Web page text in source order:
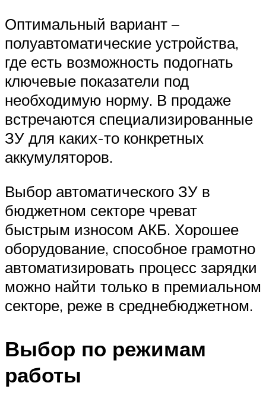
Оптимальный вариант –
полуавтоматические устройства,
где есть возможность подогнать
ключевые показатели под
необходимую норму. В продаже
встречаются специализированные
ЗУ для каких-то конкретных
аккумуляторов.
Выбор автоматического ЗУ в
бюджетном секторе чреват
быстрым износом АКБ. Хорошее
оборудование, способное грамотно
автоматизировать процесс зарядки
можно найти только в премиальном
секторе, реже в среднебюджетном.
Выбор по режимам
работы